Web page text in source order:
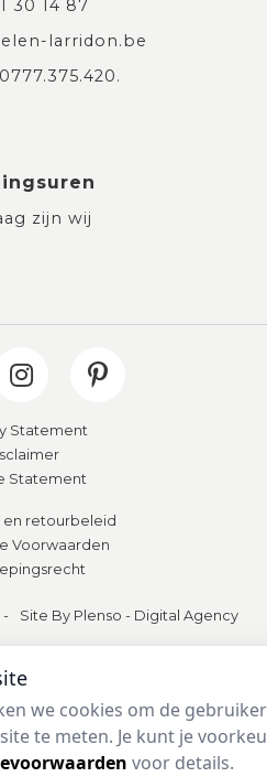
30 14 87
larridon.be
zijn wij
Statement
Statement
en retourbeleid
Voorwaarden
- Site By Plenso - Digital Agency
we cookies om de
te meten. Je kunt je
voor details.